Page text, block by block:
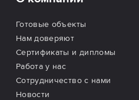
Готовые объекты
Нам доверяют
Сертификаты и дипломы
Работа у нас
Сотрудничество с нами
Новости